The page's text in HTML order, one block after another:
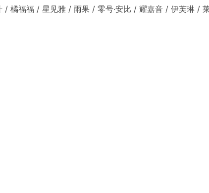
橘福福 / 星见雅 / 雨果 / 零号·安比 / 耀嘉音 / 伊芙琳 /